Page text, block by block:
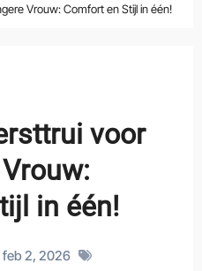
Vrouw: Comfort en Stijl in één!
voor
in één!
feb 2, 2026